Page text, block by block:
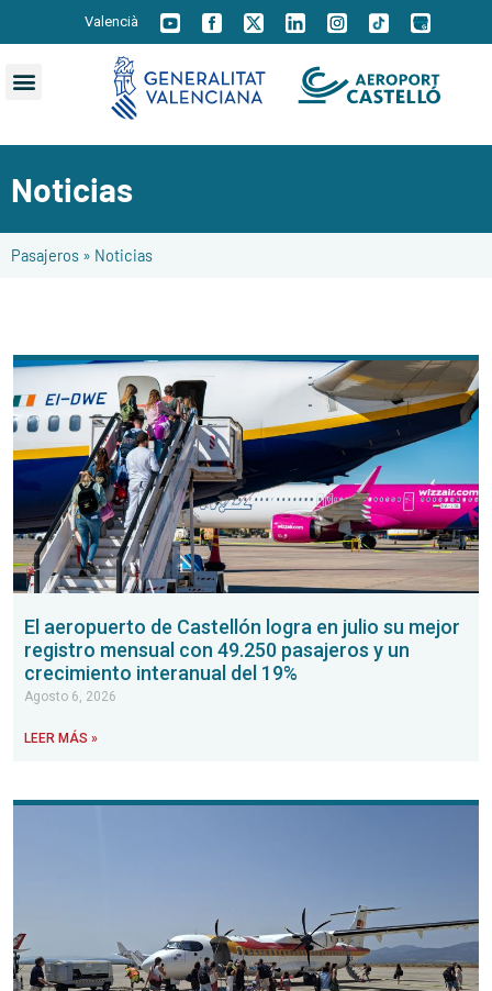
Valencià
Noticias
Pasajeros » Noticias
El aeropuerto de Castellón logra en julio su mejor
registro mensual con 49.250 pasajeros y un
crecimiento interanual del 19%
Agosto 6, 2026
LEER MÁS »